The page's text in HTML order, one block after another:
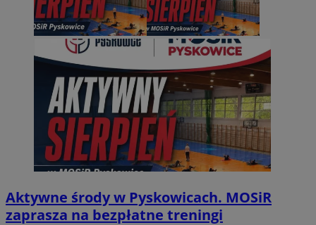
Aktywne środy w Pyskowicach. MOSiR
zaprasza na bezpłatne treningi